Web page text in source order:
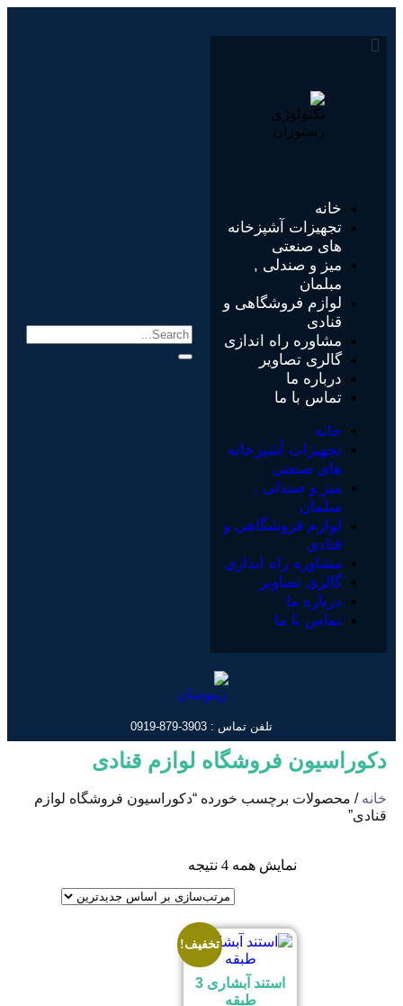
خانه
تجهیزات آشپزخانه
های صنعتی
میز و صندلی ,
مبلمان
لوازم فروشگاهی و
قنادی
مشاوره راه اندازی
گالری تصاویر
درباره ما
تماس با ما
خانه
تجهیزات آشپزخانه
های صنعتی
میز و صندلی ,
مبلمان
لوازم فروشگاهی و
قنادی
مشاوره راه اندازی
گالری تصاویر
درباره ما
تماس با ما
تلفن تماس : 3903-879-0919
دکوراسیون فروشگاه لوازم قنادی
خانه / محصولات برچسب خورده “دکوراسیون فروشگاه لوازم
قنادی”
نمایش همه 4 نتیجه
تخفیف!
استند آبشاری 3
طبقه